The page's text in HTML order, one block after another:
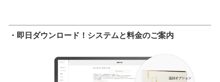
・即日ダウンロード！システムと料金のご案内